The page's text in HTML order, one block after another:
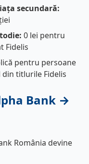
secundară:
0 lei pentru
Fidelis
pentru persoane
titlurile Fidelis
Bank →
România devine